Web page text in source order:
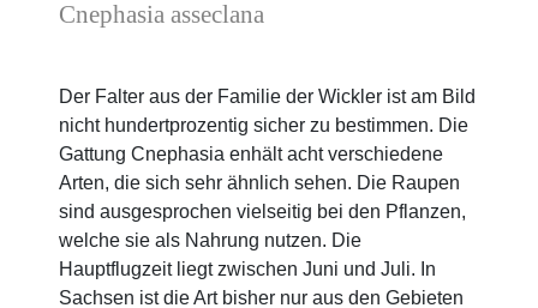
Cnephasia asseclana
Der Falter aus der Familie der Wickler ist am Bild
nicht hundertprozentig sicher zu bestimmen. Die
Gattung Cnephasia enhält acht verschiedene
Arten, die sich sehr ähnlich sehen. Die Raupen
sind ausgesprochen vielseitig bei den Pflanzen,
welche sie als Nahrung nutzen. Die
Hauptflugzeit liegt zwischen Juni und Juli. In
Sachsen ist die Art bisher nur aus den Gebieten